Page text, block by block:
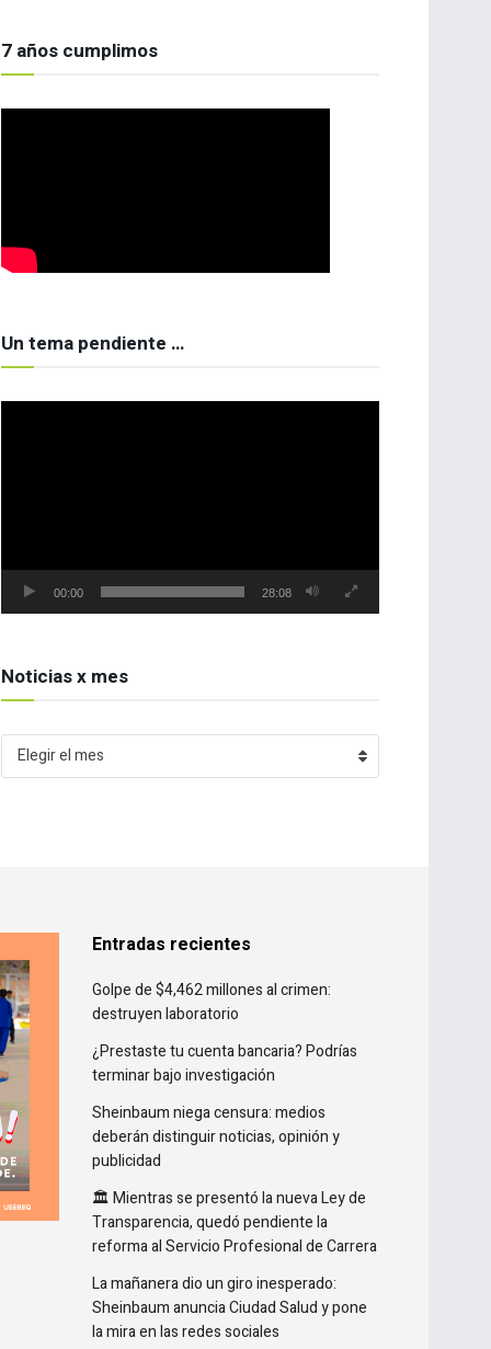
7 años cumplimos
Un tema pendiente …
00:00 28:08
Noticias x mes
Noticias
Elegir el mes
Entradas recientes
Golpe de $4,462 millones al crimen:
destruyen laboratorio
¿Prestaste tu cuenta bancaria? Podrías
terminar bajo investigación
Sheinbaum niega censura: medios
deberán distinguir noticias, opinión y
publicidad
🏛️ Mientras se presentó la nueva Ley de
Transparencia, quedó pendiente la
reforma al Servicio Profesional de Carrera
La mañanera dio un giro inesperado:
Sheinbaum anuncia Ciudad Salud y pone
la mira en las redes sociales